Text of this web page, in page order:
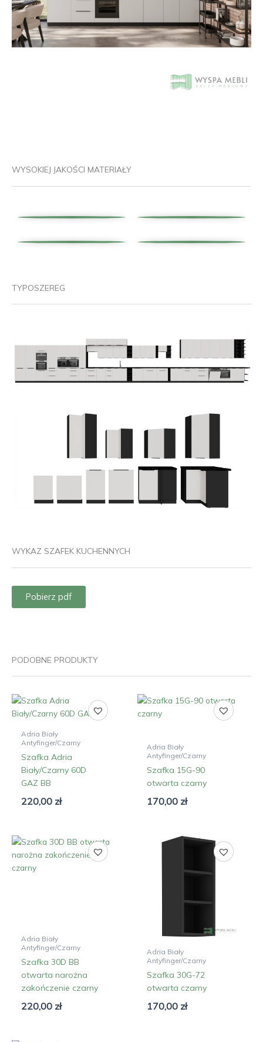
WYSOKIEJ JAKOŚCI MATERIAŁY
TYPOSZEREG
WYKAZ SZAFEK KUCHENNYCH
Pobierz pdf
PODOBNE PRODUKTY
Adria Biały
Antyfinger/Czarny
Szafka Adria
Biały/Czarny 60D
GAZ BB
220,00 zł
Adria Biały
Antyfinger/Czarny
Szafka 15G-90
otwarta czarny
170,00 zł
Adria Biały
Antyfinger/Czarny
Szafka 30D BB
otwarta narożna
zakończenie czarny
220,00 zł
Adria Biały
Antyfinger/Czarny
Szafka 30G-72
otwarta czarny
170,00 zł